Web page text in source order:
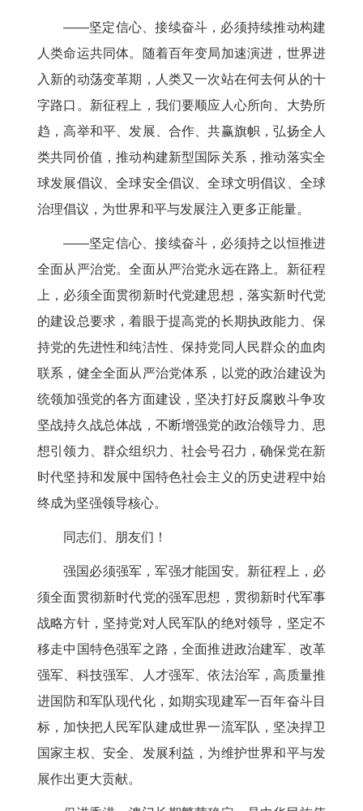
——坚定信心、接续奋斗，必须持续推动构建
人类命运共同体。随着百年变局加速演进，世界进
入新的动荡变革期，人类又一次站在何去何从的十
字路口。新征程上，我们要顺应人心所向、大势所
趋，高举和平、发展、合作、共赢旗帜，弘扬全人
类共同价值，推动构建新型国际关系，推动落实全
球发展倡议、全球安全倡议、全球文明倡议、全球
治理倡议，为世界和平与发展注入更多正能量。
——坚定信心、接续奋斗，必须持之以恒推进
全面从严治党。全面从严治党永远在路上。新征程
上，必须全面贯彻新时代党建思想，落实新时代党
的建设总要求，着眼于提高党的长期执政能力、保
持党的先进性和纯洁性、保持党同人民群众的血肉
联系，健全全面从严治党体系，以党的政治建设为
统领加强党的各方面建设，坚决打好反腐败斗争攻
坚战持久战总体战，不断增强党的政治领导力、思
想引领力、群众组织力、社会号召力，确保党在新
时代坚持和发展中国特色社会主义的历史进程中始
终成为坚强领导核心。
同志们、朋友们！
强国必须强军，军强才能国安。新征程上，必
须全面贯彻新时代党的强军思想，贯彻新时代军事
战略方针，坚持党对人民军队的绝对领导，坚定不
移走中国特色强军之路，全面推进政治建军、改革
强军、科技强军、人才强军、依法治军，高质量推
进国防和军队现代化，如期实现建军一百年奋斗目
标，加快把人民军队建成世界一流军队，坚决捍卫
国家主权、安全、发展利益，为维护世界和平与发
展作出更大贡献。